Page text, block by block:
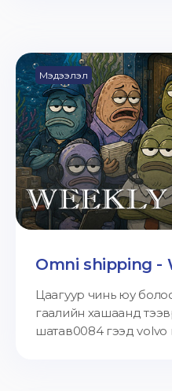
Мэдээлэл
Omni shipping -
Цаагуур чинь юу
гаалийн хашаанд
шатав0084 гээд volvo